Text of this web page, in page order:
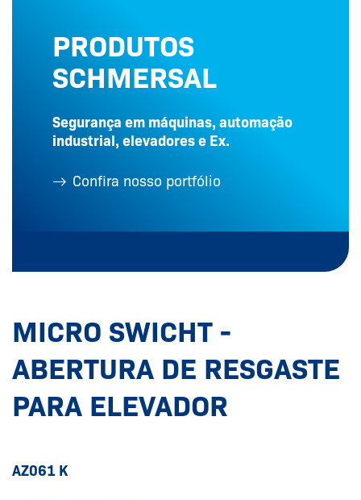
PRODUTOS
SCHMERSAL
Segurança em máquinas, automação
industrial, elevadores e Ex.
Confira nosso portfólio
MICRO SWICHT -
ABERTURA DE RESGASTE
PARA ELEVADOR
AZ061 K